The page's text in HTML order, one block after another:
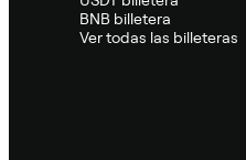
BNB billetera
Ver todas las billeteras